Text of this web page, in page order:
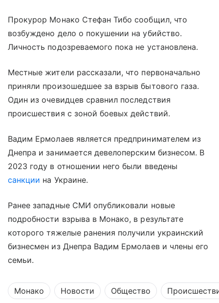
Прокурор Монако Стефан Тибо сообщил, что
возбуждено дело о покушении на убийство.
Личность подозреваемого пока не установлена.
Местные жители рассказали, что первоначально
приняли произошедшее за взрыв бытового газа.
Один из очевидцев сравнил последствия
происшествия с зоной боевых действий.
Вадим Ермолаев является предпринимателем из
Днепра и занимается девелоперским бизнесом. В
2023 году в отношении него были введены
санкции на Украине.
Ранее западные СМИ опубликовали новые
подробности взрыва в Монако, в результате
которого тяжелые ранения получили украинский
бизнесмен из Днепра Вадим Ермолаев и члены его
семьи.
Монако Новости Общество